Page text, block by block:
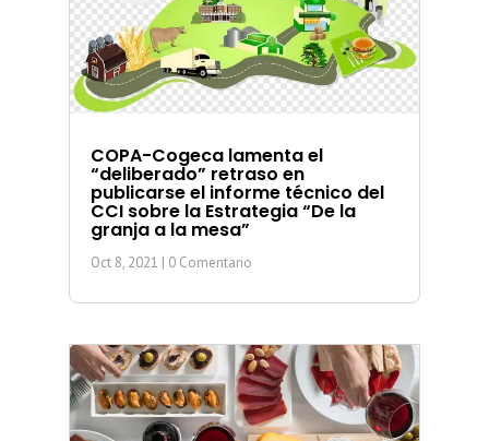
COPA-Cogeca lamenta el
“deliberado” retraso en
publicarse el informe técnico del
CCI sobre la Estrategia “De la
granja a la mesa”
Oct 8, 2021 | 0 Comentario